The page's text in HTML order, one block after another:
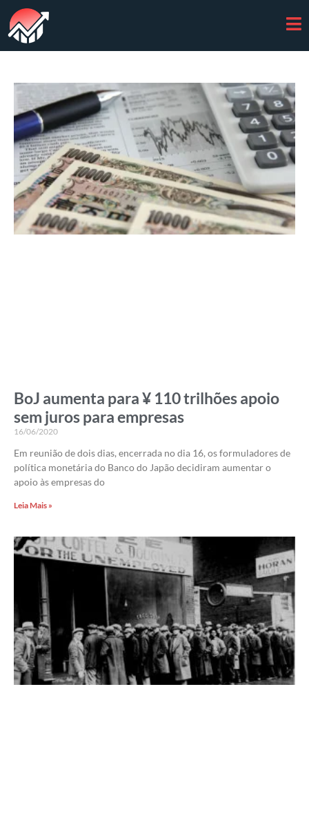
BoJ aumenta para ¥ 110 trilhões apoio
sem juros para empresas
16/06/2020
Em reunião de dois dias, encerrada no dia 16, os formuladores de
política monetária do Banco do Japão decidiram aumentar o
apoio às empresas do
Leia Mais »